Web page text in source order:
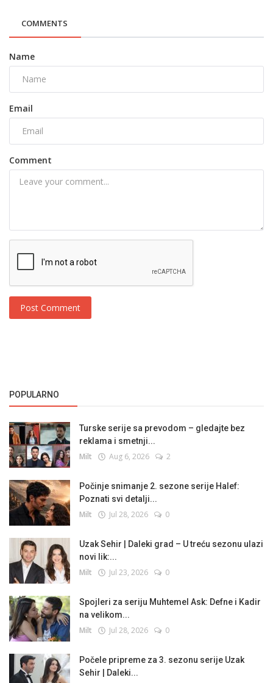
COMMENTS
Name
Email
Comment
Post Comment
POPULARNO
Turske serije sa prevodom – gledajte bez
reklama i smetnji...
Milt Aug 6, 2026 2
Počinje snimanje 2. sezone serije Halef:
Poznati svi detalji...
Milt Jul 28, 2026 0
Uzak Sehir | Daleki grad – U treću sezonu ulazi
novi lik:...
Milt Jul 23, 2026 0
Spojleri za seriju Muhtemel Ask: Defne i Kadir
na velikom...
Milt Jul 28, 2026 0
Počele pripreme za 3. sezonu serije Uzak
Sehir | Daleki...